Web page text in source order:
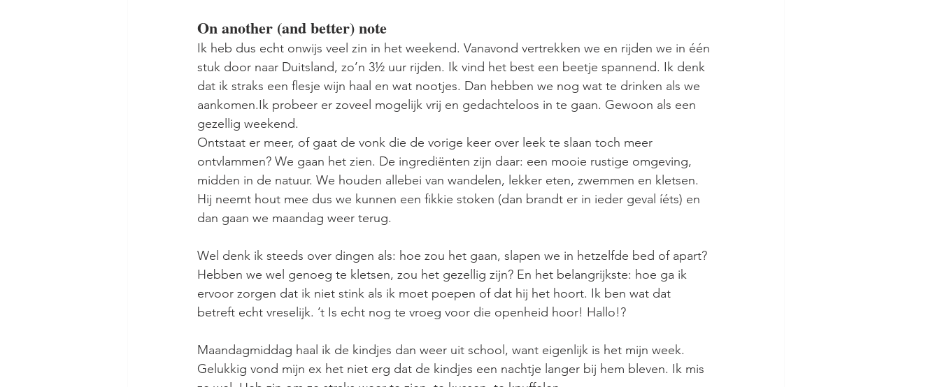
On another (and better) note
Ik heb dus echt onwijs veel zin in het weekend. Vanavond vertrekken we en rijden we in één
stuk door naar Duitsland, zo’n 3½ uur rijden. Ik vind het best een beetje spannend. Ik denk
dat ik straks een flesje wijn haal en wat nootjes. Dan hebben we nog wat te drinken als we
aankomen.Ik probeer er zoveel mogelijk vrij en gedachteloos in te gaan. Gewoon als een
gezellig weekend.
Ontstaat er meer, of gaat de vonk die de vorige keer over leek te slaan toch meer
ontvlammen? We gaan het zien. De ingrediënten zijn daar: een mooie rustige omgeving,
midden in de natuur. We houden allebei van wandelen, lekker eten, zwemmen en kletsen.
Hij neemt hout mee dus we kunnen een fikkie stoken (dan brandt er in ieder geval íéts) en
dan gaan we maandag weer terug.
Wel denk ik steeds over dingen als: hoe zou het gaan, slapen we in hetzelfde bed of apart?
Hebben we wel genoeg te kletsen, zou het gezellig zijn? En het belangrijkste: hoe ga ik
ervoor zorgen dat ik niet stink als ik moet poepen of dat hij het hoort. Ik ben wat dat
betreft echt vreselijk. ’t Is echt nog te vroeg voor die openheid hoor! Hallo!?
Maandagmiddag haal ik de kindjes dan weer uit school, want eigenlijk is het mijn week.
Gelukkig vond mijn ex het niet erg dat de kindjes een nachtje langer bij hem bleven. Ik mis